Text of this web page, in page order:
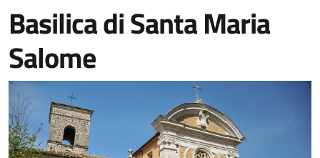
Basilica di Santa Maria
Salome